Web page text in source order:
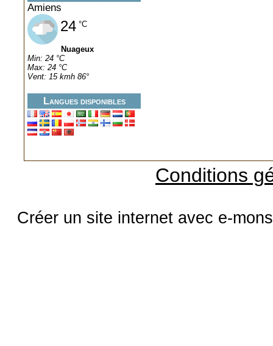
Amiens
24 °C
Nuageux
Min: 24 °C
Max: 24 °C
Vent: 15 kmh 86°
Langues disponibles
Conditions
Créer un site internet avec e-